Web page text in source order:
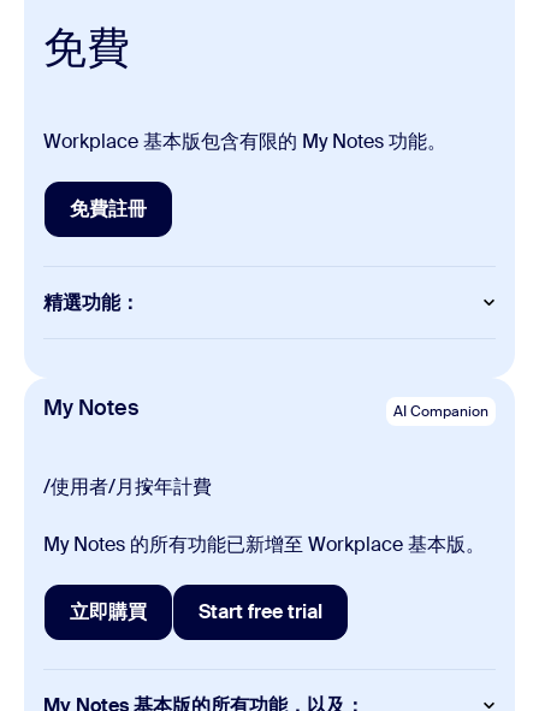
免費
Workplace 基本版包含有限的 My Notes 功能。
免費註冊
免費註冊
精選功能：
支援第三方的 會議平台
AI 功能
會議摘要（適用於每月 3 場主持的會議）
會議中問題（適用於每月 3 場主持的會議）
Notes）（每月使用 3 次）
AI 查詢（每月 20 次）
自主式搜尋（共計 10 個檔案和 3 場會議）
My Notes AI Companion
/使用者/月按年計費
My Notes 的所有功能已新增至 Workplace 基本版。
立即購買
立即購買
Start free trial
Start free trial
My Notes 基本版的所有功能，以及：